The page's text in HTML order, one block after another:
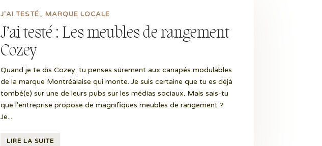
J’ai testé : Les meubles de rangement
Cozey
J'AI TESTÉ MARQUE LOCALE
Quand je te dis Cozey, tu penses sûrement aux canapés modulables
de la marque Montréalaise qui monte. Je suis certaine que tu es déjà
tombé(e) sur une de leurs pubs sur les médias sociaux. Mais sais-tu
que l'entreprise propose de magnifiques meubles de rangement ?
Je...
LIRE LA SUITE